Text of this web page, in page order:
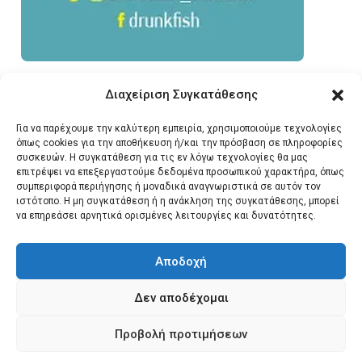
Διαχείριση Συγκατάθεσης
Για να παρέχουμε την καλύτερη εμπειρία, χρησιμοποιούμε τεχνολογίες
όπως cookies για την αποθήκευση ή/και την πρόσβαση σε πληροφορίες
συσκευών. Η συγκατάθεση για τις εν λόγω τεχνολογίες θα μας
επιτρέψει να επεξεργαστούμε δεδομένα προσωπικού χαρακτήρα, όπως
συμπεριφορά περιήγησης ή μοναδικά αναγνωριστικά σε αυτόν τον
ιστότοπο. Η μη συγκατάθεση ή η ανάκληση της συγκατάθεσης, μπορεί
να επηρεάσει αρνητικά ορισμένες λειτουργίες και δυνατότητες.
Αποδοχή
Δεν αποδέχομαι
Προβολή προτιμήσεων